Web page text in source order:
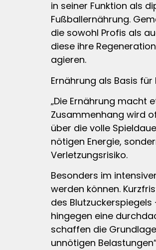
in seiner Funktion als
Fußballernährung.
die sowohl Profis als
diese ihre
agieren.
Ernährung als Basis
„Die Ernährung macht
Zusammenhang wird
über die volle
nötigen Energie,
Verletzungsrisiko.
Besonders im
werden können.
des
hingegen eine
schaffen die
unnötigen